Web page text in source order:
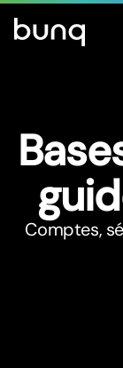
Comptes,